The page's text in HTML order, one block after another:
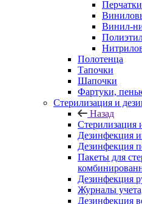
Перчатки
Винил-
Полотенца
Тапочки
Шапочки
Фартуки,
Стерилизация и
Назад
Стерилизация
Дезинфекция
Дезинфекция
Пакеты для
Дезинфекция
Журналы
Дезинфекция